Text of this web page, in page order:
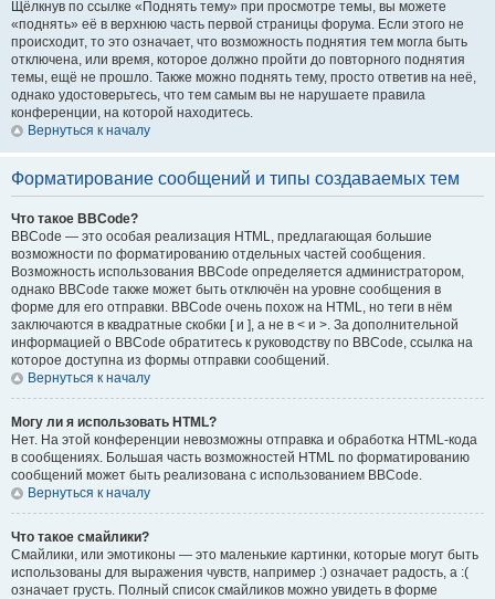
Щёлкнув по ссылке «Поднять тему» при просмотре темы, вы можете
«поднять» её в верхнюю часть первой страницы форума. Если этого не
происходит, то это означает, что возможность поднятия тем могла быть
отключена, или время, которое должно пройти до повторного поднятия
темы, ещё не прошло. Также можно поднять тему, просто ответив на неё,
однако удостоверьтесь, что тем самым вы не нарушаете правила
конференции, на которой находитесь.
Вернуться к началу
Форматирование сообщений и типы создаваемых тем
Что такое BBCode?
BBCode — это особая реализация HTML, предлагающая большие
возможности по форматированию отдельных частей сообщения.
Возможность использования BBCode определяется администратором,
однако BBCode также может быть отключён на уровне сообщения в
форме для его отправки. BBCode очень похож на HTML, но теги в нём
заключаются в квадратные скобки [ и ], а не в < и >. За дополнительной
информацией о BBCode обратитесь к руководству по BBCode, ссылка на
которое доступна из формы отправки сообщений.
Вернуться к началу
Могу ли я использовать HTML?
Нет. На этой конференции невозможны отправка и обработка HTML-кода
в сообщениях. Большая часть возможностей HTML по форматированию
сообщений может быть реализована с использованием BBCode.
Вернуться к началу
Что такое смайлики?
Смайлики, или эмотиконы — это маленькие картинки, которые могут быть
использованы для выражения чувств, например :) означает радость, а :(
означает грусть. Полный список смайликов можно увидеть в форме